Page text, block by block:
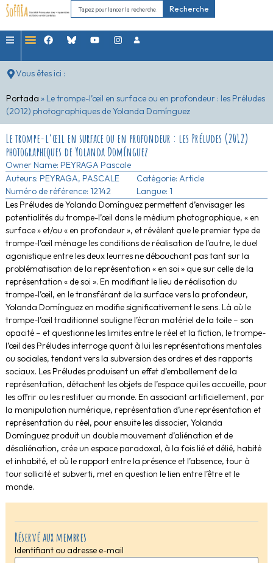
Recherche
Vous êtes ici :
Portada » Le trompe-l’œil en surface ou en profondeur : les Préludes
(2012) photographiques de Yolanda Domínguez
Réservé aux membres
Identifiant ou adresse e-mail
Le trompe-l’œil en surface ou en profondeur : les Préludes (2012)
photographiques de Yolanda Domínguez
Owner Name: PEYRAGA Pascale
Auteurs: PEYRAGA, PASCALE
Numéro de référence: 12142
Catégorie: Article
Langue: 1
Les Préludes de Yolanda Domínguez permettent d’envisager les
potentialités du trompe-l’œil dans le médium photographique, « en
surface » et/ou « en profondeur », et révèlent que le premier type de
trompe-l’œil ménage les conditions de réalisation de l’autre, le duel
agonistique entre les deux leurres ne débouchant pas tant sur la
problématisation de la représentation « en soi » que sur celle de la
représentation « de soi ». En modifiant le lieu de réalisation du
trompe-l’œil, en le transférant de la surface vers la profondeur,
Yolanda Domínguez en modifie significativement le sens. Là où le
trompe-l’œil traditionnel souligne l’écran matériel de la toile – son
opacité – et questionne les limites entre le réel et la fiction, le trompe-
l’œil des Préludes interroge quant à lui les représentations mentales
ou sociales, tendant vers la subversion des ordres et des rapports
sociaux. Les Préludes produisent un effet d’emballement de la
représentation, détachent les objets de l’espace qui les accueille, pour
les offrir ou les restituer au monde. En associant artificiellement, par
la manipulation numérique, représentation d’une représentation et
représentation du réel, pour ensuite les dissocier, Yolanda
Domínguez produit un double mouvement d’aliénation et de
désaliénation, crée un espace paradoxal, à la fois lié et délié, habité
et inhabité, et où le rapport entre la présence et l’absence, tour à
tour sollicité et subverti, met en question le lien entre l’être et le
monde.